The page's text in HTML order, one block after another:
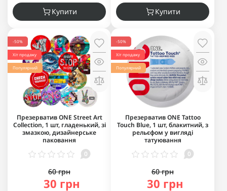
Купити Купити
-50%
Хіт продажу
Популярний
Презерватив ONE Street Art
Collection, 1 шт, гладенький, зі
змазкою, дизайнерське
паковання
0
60 грн
30 грн
-50%
Хіт продажу
Популярний
Презерватив ONE Tattoo
Touch Blue, 1 шт, блакитний, з
рельєфом у вигляді
татуювання
0
60 грн
30 грн